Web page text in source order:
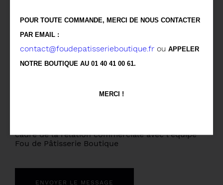
POUR TOUTE COMMANDE, MERCI DE NOUS CONTACTER
PAR EMAIL :
contact@foudepatisserieboutique.fr ou APPELER
NOTRE BOUTIQUE AU 01 40 41 00 61.
MERCI !
cadre de la relation commerciale avec l'équipe
Fou de Pâtisserie Boutique